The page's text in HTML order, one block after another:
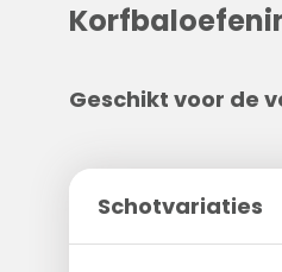
Geschikt voor de
Schotvariaties